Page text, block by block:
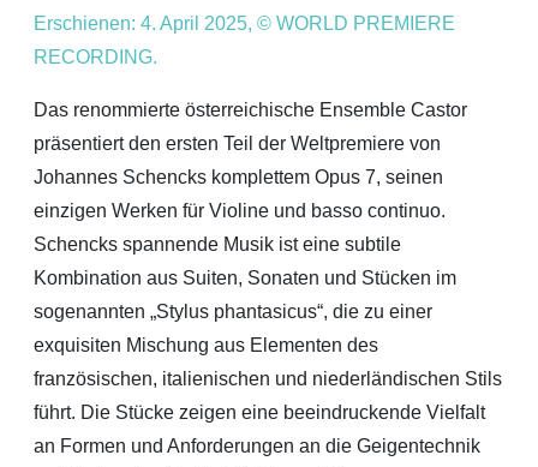
Erschienen: 4. April 2025, © WORLD PREMIERE
RECORDING.
Das renommierte österreichische Ensemble Castor
präsentiert den ersten Teil der Weltpremiere von
Johannes Schencks komplettem Opus 7, seinen
einzigen Werken für Violine und basso continuo.
Schencks spannende Musik ist eine subtile
Kombination aus Suiten, Sonaten und Stücken im
sogenannten „Stylus phantasicus“, die zu einer
exquisiten Mischung aus Elementen des
französischen, italienischen und niederländischen Stils
führt. Die Stücke zeigen eine beeindruckende Vielfalt
an Formen und Anforderungen an die Geigentechnik